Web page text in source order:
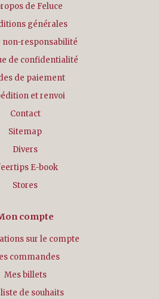
de Feluce
générales
non-responsabilité
de confidentialité
de paiement
et renvoi
Contact
Sitemap
Divers
E-book
Stores
compte
sur le compte
commandes
Mes billets
de souhaits